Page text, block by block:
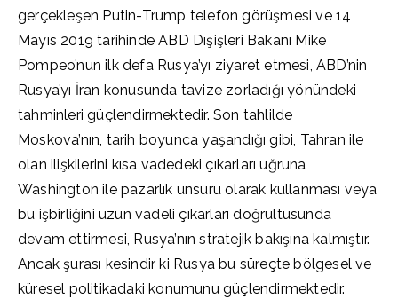
gerçekleşen Putin-Trump telefon görüşmesi ve 14
Mayıs 2019 tarihinde ABD Dışişleri Bakanı Mike
Pompeo’nun ilk defa Rusya’yı ziyaret etmesi, ABD’nin
Rusya’yı İran konusunda tavize zorladığı yönündeki
tahminleri güçlendirmektedir. Son tahlilde
Moskova’nın, tarih boyunca yaşandığı gibi, Tahran ile
olan ilişkilerini kısa vadedeki çıkarları uğruna
Washington ile pazarlık unsuru olarak kullanması veya
bu işbirliğini uzun vadeli çıkarları doğrultusunda
devam ettirmesi, Rusya’nın stratejik bakışına kalmıştır.
Ancak şurası kesindir ki Rusya bu süreçte bölgesel ve
küresel politikadaki konumunu güçlendirmektedir.